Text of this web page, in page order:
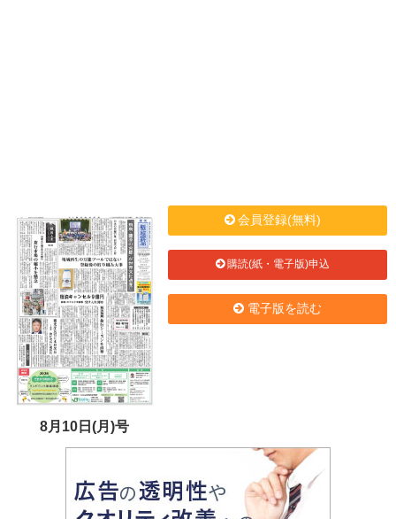
8月10日(月)号
会員登録(無料)
購読(紙・電子版)申込
電子版を読む